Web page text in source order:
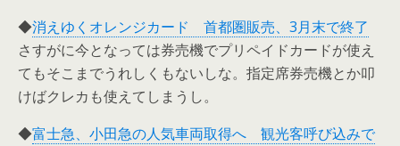
◆消えゆくオレンジカード 首都圏販売、3月末で終了
さすがに今となっては券売機でプリペイドカードが使え
てもそこまでうれしくもないしな。指定席券売機とか叩
けばクレカも使えてしまうし。
◆富士急、小田急の人気車両取得へ 観光客呼び込みで